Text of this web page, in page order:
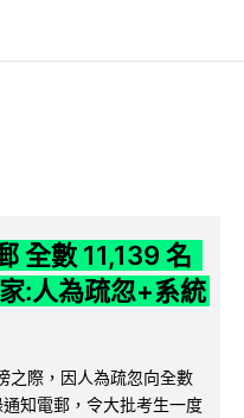
全數 11,139 名
:人為疏忽+系統
之際，因人為疏忽向全數
知電郵，令大批考生一度